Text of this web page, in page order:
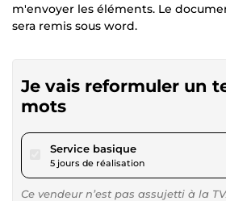
m'envoyer les éléments. Le
sera remis sous word.
Je vais reformuler un
mots
Service basiquepour 17,34 $US
5 jours de réalisation
Ce vendeur n’est pas assujetti à la